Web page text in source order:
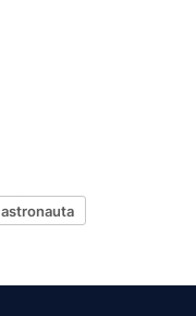
astronauta